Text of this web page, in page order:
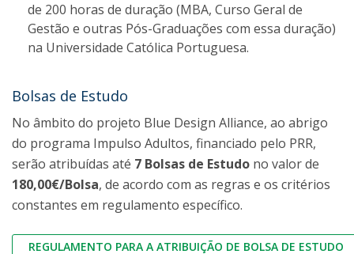
de 200 horas de duração (MBA, Curso Geral de
Gestão e outras Pós-Graduações com essa duração)
na Universidade Católica Portuguesa.
Bolsas de Estudo
No âmbito do projeto Blue Design Alliance, ao abrigo
do programa Impulso Adultos, financiado pelo PRR,
serão atribuídas até 7 Bolsas de Estudo no valor de
180,00€/Bolsa, de acordo com as regras e os critérios
constantes em regulamento específico.
REGULAMENTO PARA A ATRIBUIÇÃO DE BOLSA DE ESTUDO